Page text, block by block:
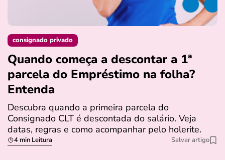
consignado privado
Quando começa a descontar a 1ª
parcela do Empréstimo na folha?
Entenda
Descubra quando a primeira parcela do
Consignado CLT é descontada do salário. Veja
datas, regras e como acompanhar pelo holerite.
4 min Leitura Salvar artigo